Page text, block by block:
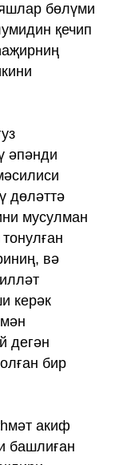
бөлүми
қечип
әпәнди
дөләттә
мусулман
вә
керәк
дегән
бир
акиф
башлиған